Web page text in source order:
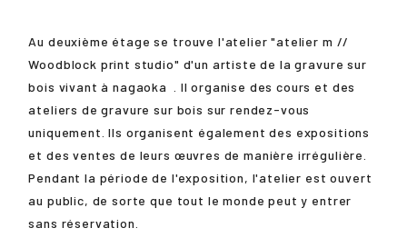
Au deuxième étage se trouve l'atelier "atelier m //
Woodblock print studio" d'un artiste de la gravure sur
bois vivant ànagaoka
. Il organise des cours et des
ateliers de gravure sur bois sur rendez-vous
uniquement. Ils organisent également des expositions
et des ventes de leurs œuvres de manière irrégulière.
Pendant la période de l'exposition, l'atelier est ouvert
au public, de sorte que tout le monde peut y entrer
sans réservation.